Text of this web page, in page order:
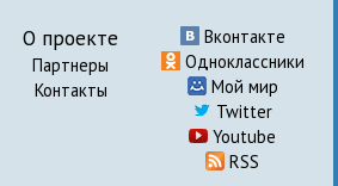
О проекте
Партнеры
Контакты
Вконтакте
Одноклассники
Мой мир
Twitter
Youtube
RSS